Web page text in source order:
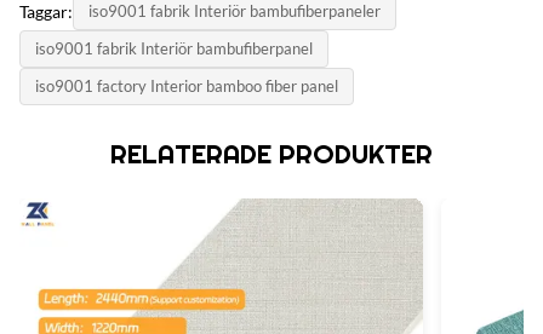
Taggar:
iso9001 fabrik Interiör bambufiberpaneler
iso9001 fabrik Interiör bambufiberpanel
iso9001 factory Interior bamboo fiber panel
RELATERADE PRODUKTER